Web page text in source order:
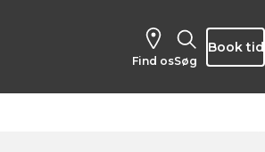
Find os Søg
Book tid